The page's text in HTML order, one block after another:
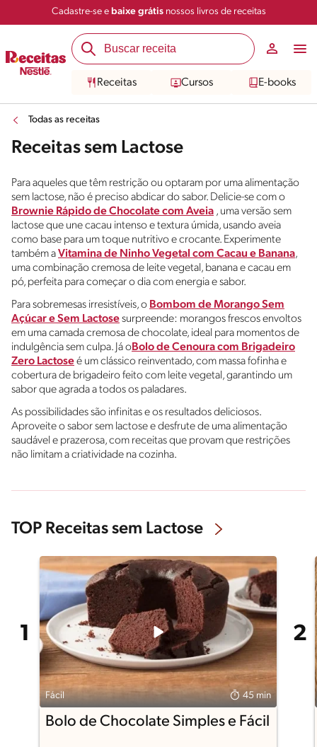
Cadastre-se e baixe grátisnossos livros de receitas
Receitas Cursos E-books
Todas as receitas
Receitas sem Lactose
Para aqueles que têm restrição ou optaram por uma alimentação
sem lactose, não é preciso abdicar do sabor. Delicie-se com o
Brownie Rápido de Chocolate com Aveia , uma versão sem
lactose que une cacau intenso e textura úmida, usando aveia
como base para um toque nutritivo e crocante. Experimente
também aVitamina de Ninho Vegetal com Cacau e Banana,
uma combinação cremosa de leite vegetal, banana e cacau em
pó, perfeita para começar o dia com energia e sabor.
Para sobremesas irresistíveis, o Bombom de Morango Sem
Açúcar e Sem Lactosesurpreende: morangos frescos envoltos
em uma camada cremosa de chocolate, ideal para momentos de
indulgência sem culpa. Já oBolo de Cenoura com Brigadeiro
Zero Lactoseé um clássico reinventado, com massa fofinha e
cobertura de brigadeiro feito com leite vegetal, garantindo um
sabor que agrada a todos os paladares.
As possibilidades são infinitas e os resultados deliciosos.
Aproveite o sabor sem lactose e desfrute de uma alimentação
saudável e prazerosa, com receitas que provam que restrições
não limitam a criatividade na cozinha.
TOP Receitas sem Lactose
Fácil 45 min
Bolo de Chocolate Simples e Fácil